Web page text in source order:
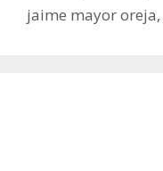
jaime mayor oreja,